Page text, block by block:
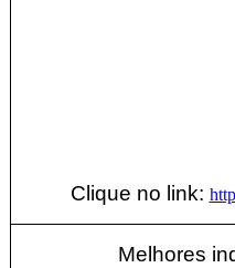
Clique no link:
Melhores